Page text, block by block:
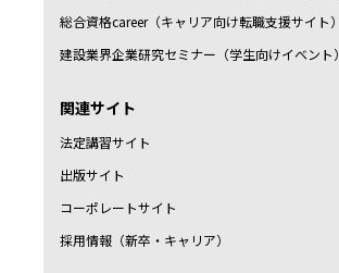
総合資格career（キャリア向け転職支援サイト）
建設業界企業研究セミナー（学生向けイベント）
関連サイト
法定講習サイト
出版サイト
コーポレートサイト
採用情報（新卒・キャリア）